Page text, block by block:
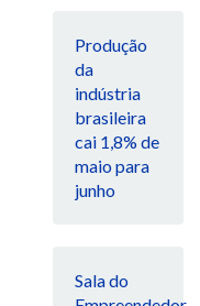
Produção
da
indústria
brasileira
cai 1,8% de
maio para
junho
Sala do